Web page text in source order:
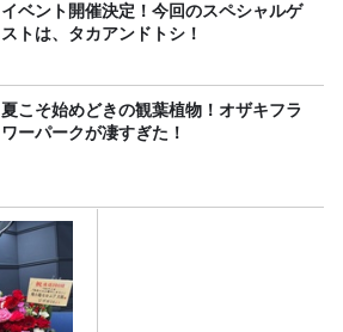
イベント開催決定！今回のスペシャルゲ
ストは、タカアンドトシ！
夏こそ始めどきの観葉植物！オザキフラ
ワーパークが凄すぎた！